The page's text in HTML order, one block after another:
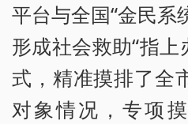
平台与全国“金民系
形成社会救助“指上
式，精准摸排了全
对象情况，专项